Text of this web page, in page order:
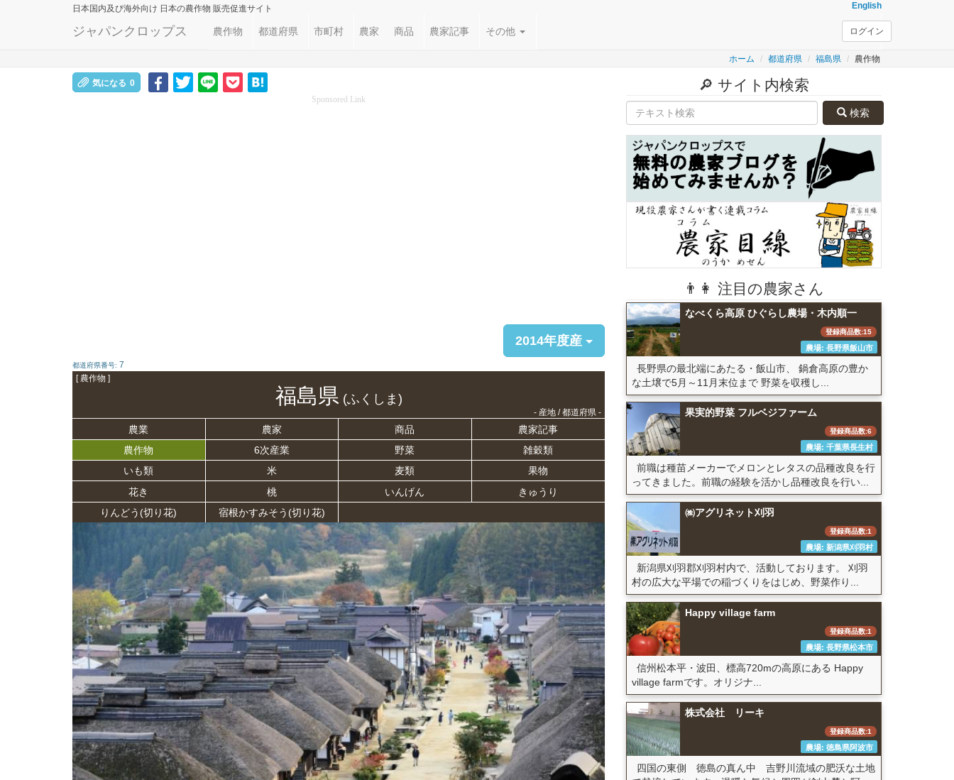
日本国内及び海外向け 日本の農作物 販売促進サイト English
ジャパンクロップス 農作物 都道府県 市町村 農家 商品 農家記事 その他 ログイン
ホーム 都道府県 福島県 農作物
気になる 0
Sponsored Link
2014年度産
都道府県番号: 7
[ 農作物 ]
福島県(ふくしま)
- 産地 / 都道府県 -
農業 農家 商品
農家記事
農作物
6次産業 野菜
雑穀類
いも類
米 麦類
果物
花き
桃 いんげん
きゅうり
りんどう(切り花)
宿根かすみそう(切り花)
🔎 サイト内検索
検索
👨👩 注目の農家さん
なべくら高原 ひぐらし農場・木内順一
登録商品数:15
農場: 長野県飯山市
長野県の最北端にあたる・飯山市、 鍋倉高原の豊か
な土壌で5月～11月末位まで 野菜を収穫し...
果実的野菜 フルベジファーム
登録商品数:6
農場: 千葉県長生村
前職は種苗メーカーでメロンとレタスの品種改良を行
ってきました。前職の経験を活かし品種改良を行い...
㈱アグリネット刈羽
登録商品数:1
農場: 新潟県刈羽村
新潟県刈羽郡刈羽村内で、活動しております。 刈羽
村の広大な平場での稲づくりをはじめ、野菜作り...
Happy village farm
登録商品数:1
農場: 長野県松本市
信州松本平・波田、標高720mの高原にある Happy
village farmです。オリジナ...
株式会社 リーキ
登録商品数:1
農場: 徳島県阿波市
四国の東側 徳島の真ん中 吉野川流域の肥沃な土地